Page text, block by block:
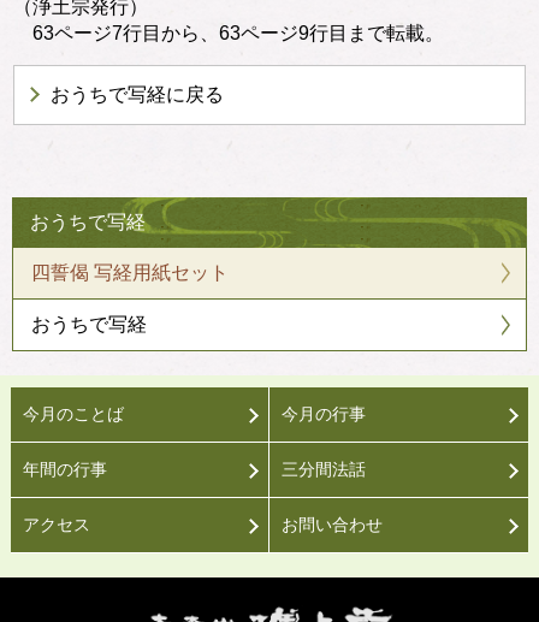
（浄土宗発行）
63ページ7行目から、63ページ9行目まで転載。
おうちで写経に戻る
おうちで写経
四誓偈 写経用紙セット
おうちで写経
今月のことば 今月の行事
年間の行事 三分間法話
アクセス お問い合わせ